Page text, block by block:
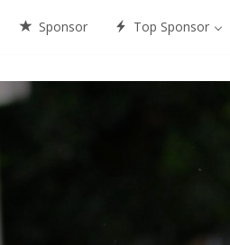
Sponsor Top Sponsor